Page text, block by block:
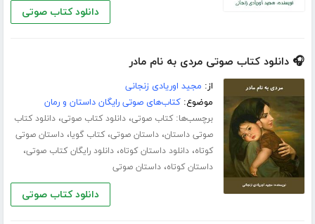
دانلود کتاب صوتی
🎧 دانلود کتاب صوتی مردی به نام مادر
از: مجید اوریادی زنجانی
موضوع:کتاب‌های صوتی رایگان داستان و رمان
برچسب‌ها:کتاب صوتی،دانلود کتاب صوتی،دانلود کتاب
صوتی داستان،داستان صوتی،کتاب گویا،داستان صوتی
کوتاه،دانلود داستان کوتاه،دانلود رایگان کتاب صوتی،
داستان کوتاه،داستان صوتی
دانلود کتاب صوتی